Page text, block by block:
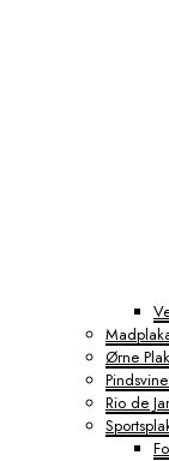
Ørne
Rio de